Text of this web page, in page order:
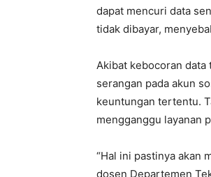
dapat mencuri data
tidak dibayar,
Akibat kebocoran
serangan pada akun
keuntungan tertentu.
mengganggu layanan
“Hal ini pastinya akan
dosen Departemen